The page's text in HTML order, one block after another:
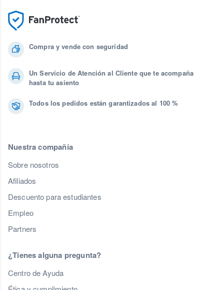
Compra y vende con seguridad
Un Servicio de Atención al Cliente que te acompaña
hasta tu asiento
Todos los pedidos están garantizados al 100 %
Nuestra compañía
Sobre nosotros
Afiliados
Descuento para estudiantes
Empleo
Partners
¿Tienes alguna pregunta?
Centro de Ayuda